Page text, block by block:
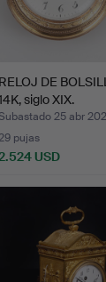
DE
siglo XIX.
25 abr
pujas
USD